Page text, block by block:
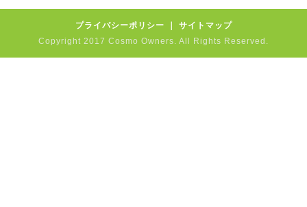
プライバシーポリシー
サイトマップ
Copyright 2017 Cosmo Owners. All Rights Reserved.